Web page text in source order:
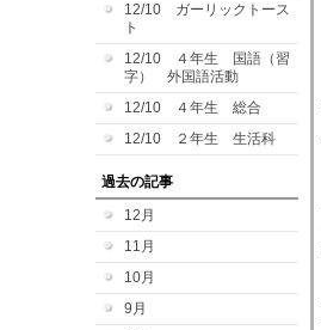
12/10 ガーリックトース
ト
12/10 ４年生 国語（習
字） 外国語活動
12/10 ４年生 総合
12/10 ２年生 生活科
過去の記事
12月
11月
10月
9月